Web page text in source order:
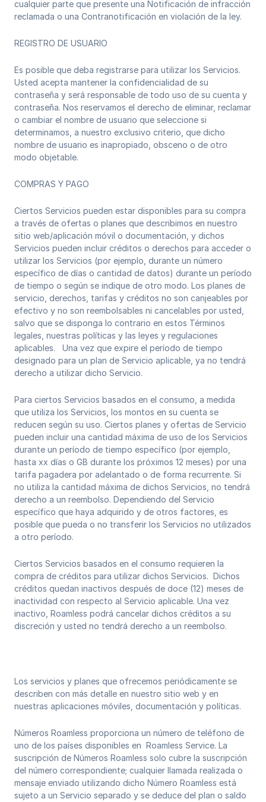
cualquier parte que presente una Notificación de infracción
reclamada o una Contranotificación en violación de la ley.
REGISTRO DE USUARIO
Es posible que deba registrarse para utilizar los Servicios.
Usted acepta mantener la confidencialidad de su
contraseña y será responsable de todo uso de su cuenta y
contraseña. Nos reservamos el derecho de eliminar, reclamar
o cambiar el nombre de usuario que seleccione si
determinamos, a nuestro exclusivo criterio, que dicho
nombre de usuario es inapropiado, obsceno o de otro
modo objetable.‍
COMPRAS Y PAGO
Ciertos Servicios pueden estar disponibles para su compra
a través de ofertas o planes que describimos en nuestro
sitio web/aplicación móvil o documentación, y dichos
Servicios pueden incluir créditos o derechos para acceder o
utilizar los Servicios (por ejemplo, durante un número
específico de días o cantidad de datos) durante un período
de tiempo o según se indique de otro modo. Los planes de
servicio, derechos, tarifas y créditos no son canjeables por
efectivo y no son reembolsables ni cancelables por usted,
salvo que se disponga lo contrario en estos Términos
legales, nuestras políticas y las leyes y regulaciones
aplicables. Una vez que expire el período de tiempo
designado para un plan de Servicio aplicable, ya no tendrá
derecho a utilizar dicho Servicio.
Para ciertos Servicios basados ​​en el consumo, a medida
que utiliza los Servicios, los montos en su cuenta se
reducen según su uso. Ciertos planes y ofertas de Servicio
pueden incluir una cantidad máxima de uso de los Servicios
durante un período de tiempo específico (por ejemplo,
hasta xx días o GB durante los próximos 12 meses) por una
tarifa pagadera por adelantado o de forma recurrente. Si
no utiliza la cantidad máxima de dichos Servicios, no tendrá
derecho a un reembolso. Dependiendo del Servicio
específico que haya adquirido y de otros factores, es
posible que pueda o no transferir los Servicios no utilizados
a otro período.
Ciertos Servicios basados ​​en el consumo requieren la
compra de créditos para utilizar dichos Servicios. Dichos
créditos quedan inactivos después de doce (12) meses de
inactividad con respecto al Servicio aplicable. Una vez
inactivo, Roamless podrá cancelar dichos créditos a su
discreción y usted no tendrá derecho a un reembolso.
Los servicios y planes que ofrecemos periódicamente se
describen con más detalle en nuestro sitio web y en
nuestras aplicaciones móviles, documentación y políticas.
Números Roamless proporciona un número de teléfono de
uno de los países disponibles en Roamless Service. La
suscripción de Números Roamless solo cubre la suscripción
del número correspondiente; cualquier llamada realizada o
mensaje enviado utilizando dicho Número Roamless está
sujeto a un Servicio separado y se deduce del plan o saldo